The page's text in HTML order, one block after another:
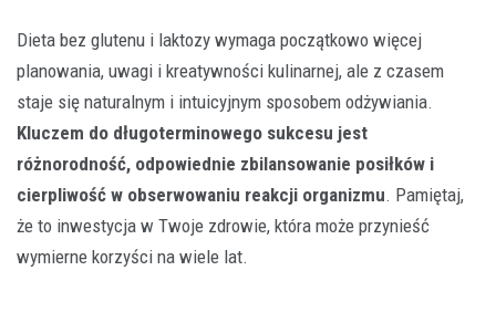
Dieta bez glutenu i laktozy wymaga początkowo więcej
planowania, uwagi i kreatywności kulinarnej, ale z czasem
staje się naturalnym i intuicyjnym sposobem odżywiania.
Kluczem do długoterminowego sukcesu jest
różnorodność, odpowiednie zbilansowanie posiłków i
cierpliwość w obserwowaniu reakcji organizmu. Pamiętaj,
że to inwestycja w Twoje zdrowie, która może przynieść
wymierne korzyści na wiele lat.